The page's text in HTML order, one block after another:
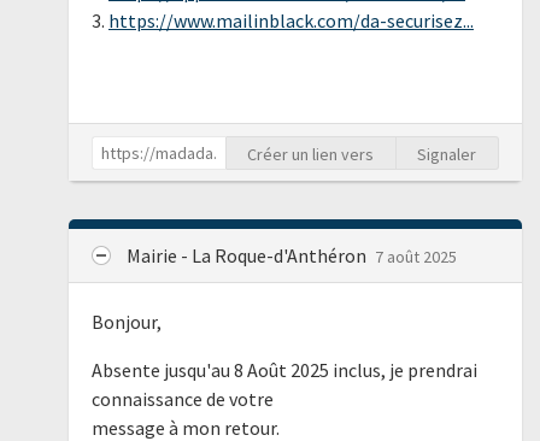
3. https://www.mailinblack.com/da-securisez...
Créer un lien vers Signaler
Mairie - La Roque-d'Anthéron 7 août 2025
Bonjour,
Absente jusqu'au 8 Août 2025 inclus, je prendrai
connaissance de votre
message à mon retour.